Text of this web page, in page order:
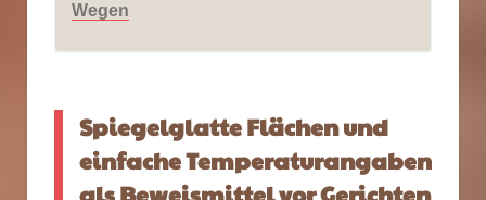
Wegen
Spiegelglatte Flächen und
einfache Temperaturangaben
als Beweismittel vor Gerichten